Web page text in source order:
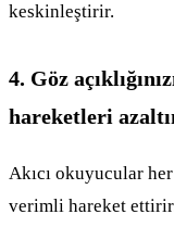
keskinleştirir.
4. Göz
hareketleri
Akıcı okuyucular
verimli hareket